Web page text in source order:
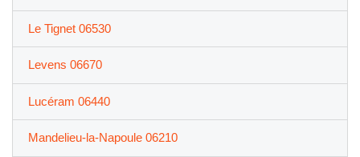
Le Tignet 06530
Levens 06670
Lucéram 06440
Mandelieu-la-Napoule 06210